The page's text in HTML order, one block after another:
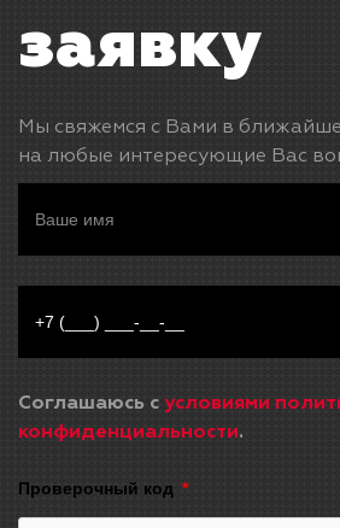
заявку
Мы свяжемся с Вами в
на любые интересующие Вас
Соглашаюсь с условиями
конфиденциальности.
Проверочный код